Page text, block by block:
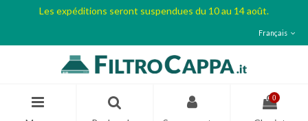
Les expéditions seront suspendues du 10 au 14 août.
Français
0